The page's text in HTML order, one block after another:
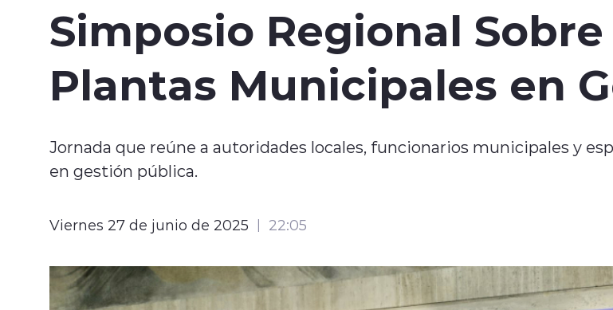
Simposio Regional
Plantas Municipales en
Jornada que reúne a autoridades locales, funcionarios municipales y
en gestión pública.
Viernes 27 de junio de 2025 22:05